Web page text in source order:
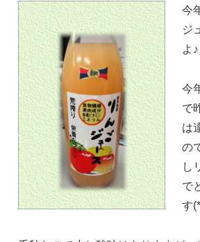
今
ジ
よ♪
今
で
は
の
し
で
す